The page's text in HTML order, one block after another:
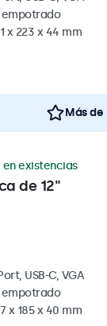
x 223 x 44 mm
Más de
de 12"
en existencias
USB-C, VGA
x 185 x 40 mm